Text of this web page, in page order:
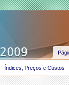
Índices, Preços e Custos